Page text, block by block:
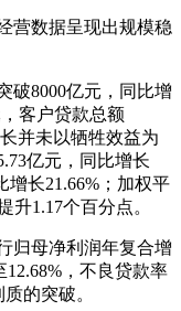
营数据呈现出规模稳
破8000亿元，同比增
客户贷款总额
并未以牺牲效益为
亿元，同比增长
增长21.66%；加权平
升1.17个百分点。
归母净利润年复合增
12.68%，不良贷款率
的突破。